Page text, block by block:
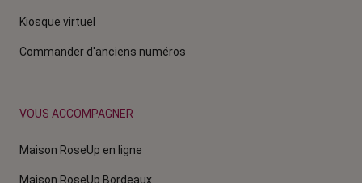
Kiosque virtuel
Commander d'anciens numéros
VOUS ACCOMPAGNER
Maison RoseUp en ligne
Maison RoseUp Bordeaux